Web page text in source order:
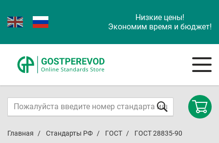
Низкие цены!
Экономим время и бюджет!
Главная Стандарты РФ ГОСТ ГОСТ 28835-90